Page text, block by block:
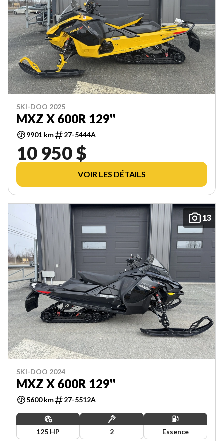
SKI-DOO 2025
MXZ X 600R 129''
9901 km 27-5444A
10 950 $
VOIR LES DÉTAILS
13
SKI-DOO 2024
MXZ X 600R 129''
5600 km 27-5512A
125 HP 2 Essence